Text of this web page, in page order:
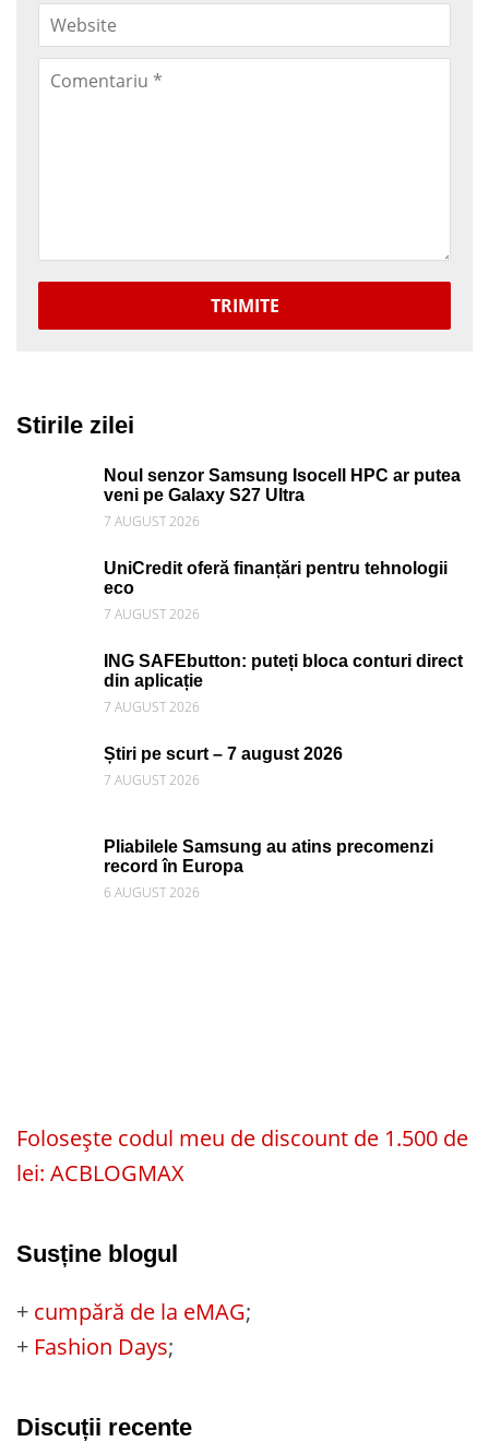
TRIMITE
Stirile zilei
Noul senzor Samsung Isocell HPC ar putea
veni pe Galaxy S27 Ultra
7 AUGUST 2026
UniCredit oferă finanțări pentru tehnologii
eco
7 AUGUST 2026
ING SAFEbutton: puteți bloca conturi direct
din aplicație
7 AUGUST 2026
Știri pe scurt – 7 august 2026
7 AUGUST 2026
Pliabilele Samsung au atins precomenzi
record în Europa
6 AUGUST 2026
Folosește codul meu de discount de 1.500 de
lei: ACBLOGMAX
Susține blogul
+ cumpără de la eMAG;
+ Fashion Days;
Discuții recente